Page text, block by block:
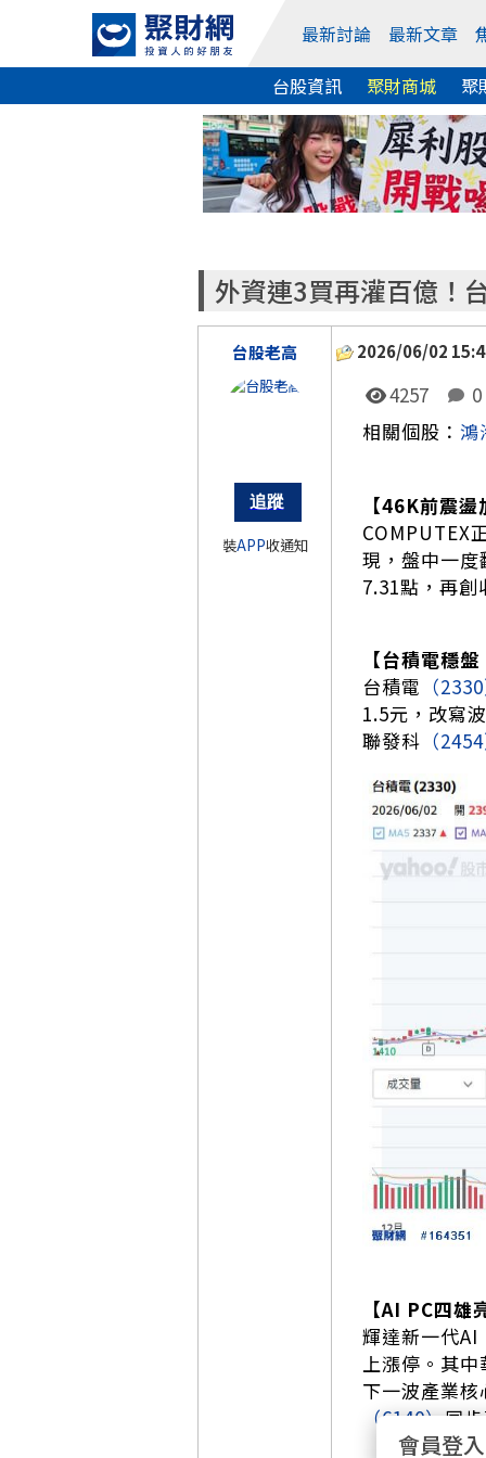
最新討論 最新文章
台股資訊
聚財商城 聚
外資連3買再灌百億！
台股老高
裝APP收通知
2026/06/02
4257
0
相關個股： 鴻
【46K前震
COMPUTEX
現，盤中一
7.31點，再
【台積電穩
台積電 （
1.5元，改寫
聯發科 （
【AI PC四
輝達新一代AI
上漲停。其
下一波產業
（6140）同
會員登入